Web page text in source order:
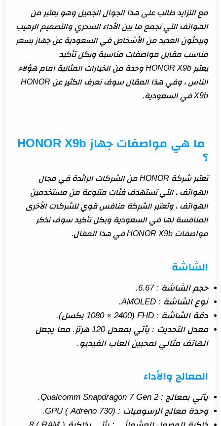
النسخة العالية
الخاتمة
مع التزايد طالب على هذا الجوال الجميل وهو يعتبر من
الهواتف التي تجمع ما بين الأداء السحري والتصميم الرهيب
ويبحثون العديد من الأشخاص في السعودية عن جهاز بسعر
مناسب مقابل مواصفات مناسبة وبكل تأكيد
يعتبر HONOR X9b وحدة من الخيارات المثالية امام هؤلاء
الناس ، وفي هذا المقال سوف نعرف الكثير عن HONOR
X9b في السعودية.
ما هي مواصفات جهاز HONOR X9b
؟
تعتبر شركة HONOR من الشركات الرائدة في مجال
الهواتف ، التي تستهدف فئات متنوعة من مستخدمين
الهواتف ، وتعتبر الشركة منافس قوي للشركات الأخرى
المنافسة لها في السعودية وبكل تأكيد سوف نذكر
مواصفات HONOR X9b في هذا المقال.
الشاشة
حجم الشاشة : 6.67.
نوع الشاشة : AMOLED.
دقة الشاشة : FHD (1080 × 2400 بكسل).
معدل التحديث : يأتي بمعدل 120 هرتز. مما يجعل
الهاتف مثالي لمحبين العاب الفيديو.
المعالج والأداء
يأتي بمعالج : Qualcomm Snapdragon 7 Gen 2.
وحدة معالج الرسوميات : GPU ( Adreno 730).